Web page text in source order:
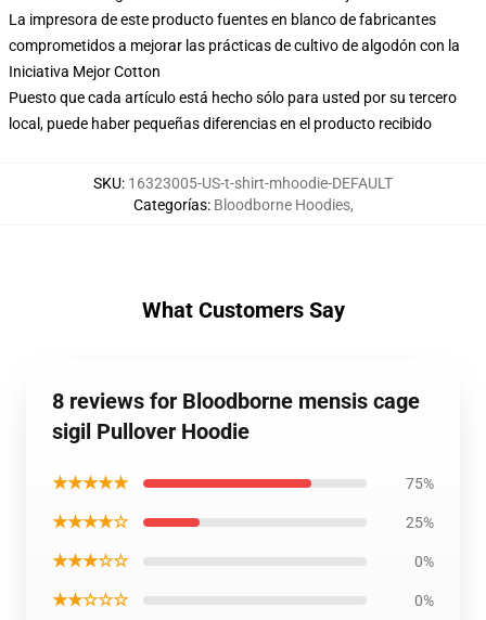
La impresora de este producto fuentes en blanco de fabricantes
comprometidos a mejorar las prácticas de cultivo de algodón con la
Iniciativa Mejor Cotton
Puesto que cada artículo está hecho sólo para usted por su tercero
local, puede haber pequeñas diferencias en el producto recibido
SKU: 16323005-US-t-shirt-mhoodie-DEFAULT
Categorías: Bloodborne Hoodies,
What Customers Say
8 reviews for Bloodborne mensis cage
sigil Pullover Hoodie
★★★★★ 75%
★★★★☆ 25%
★★★☆☆ 0%
★★☆☆☆ 0%